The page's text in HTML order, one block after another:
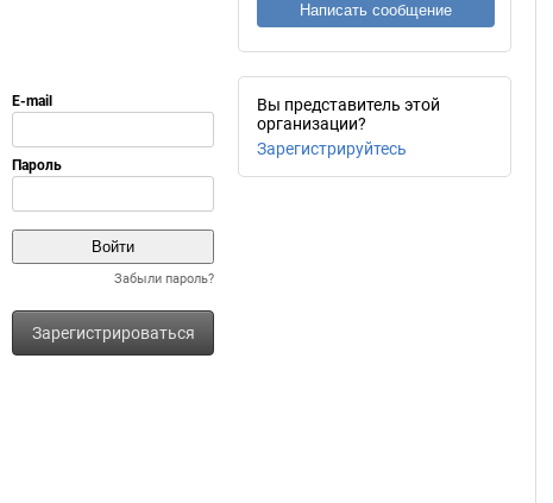
Забыли пароль?
Зарегистрироваться
Написать сообщение
Вы представитель этой
организации?
Зарегистрируйтесь